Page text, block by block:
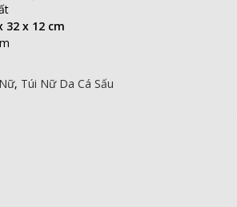
32 x 12 cm
, Túi Nữ Da Cá Sấu